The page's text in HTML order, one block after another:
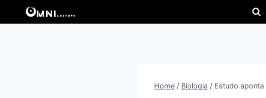
Home / Biologia / Estudo